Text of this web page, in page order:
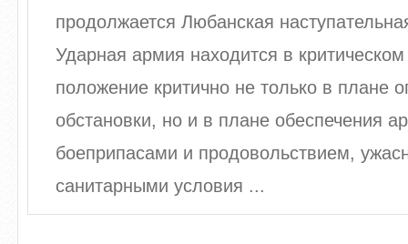
продолжается Любанская
Ударная армия находится в
положение критично не только в плане
обстановки, но и в плане обеспечения
боеприпасами и продовольствием,
санитарными условия ...